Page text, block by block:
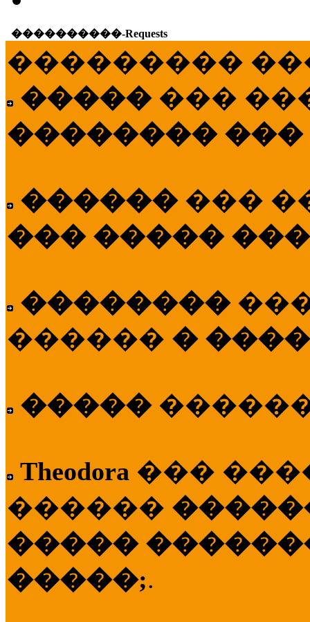
����������-Requests
���������
����� ���
�������� ���
������ ���
��� �����
��������
������ �
�����
Theodora ���
������
�����
�����;.